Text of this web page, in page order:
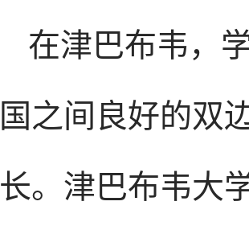
在津巴布韦，
国之间良好的双
长。津巴布韦大